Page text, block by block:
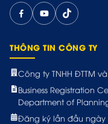
THÔNG TIN CÔNG TY
Công ty TNHH ĐTTM
Business Registration
Department of
Đăng ký lần đầu ngày